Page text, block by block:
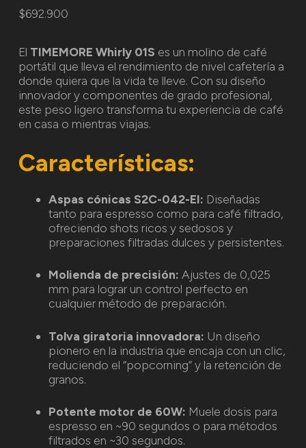
$692.900
El TIMEMORE Whirly 01S es un molino de café
portátil que lleva el rendimiento de nivel cafetería a
donde quiera que la vida te lleve. Con su diseño
innovador y componentes de grado profesional,
este peso ligero transforma tu experiencia de café
en casa o mientras viajas.
Características:
Aspas cónicas S2C-042-EI: Diseñadas
tanto para espresso como para café filtrado,
ofreciendo shots ricos y sedosos y
preparaciones filtradas dulces y persistentes.
Molienda de precisión: Ajustes de 0,025
mm para lograr un control perfecto en
cualquier método de preparación.
Tolva giratoria innovadora: Un diseño
pionero en la industria que encaja con un clic,
reduciendo el “popcorning” y la retención de
granos.
Potente motor de 60W: Muele dosis para
espresso en ~90 segundos o para métodos
filtrados en ~30 segundos.